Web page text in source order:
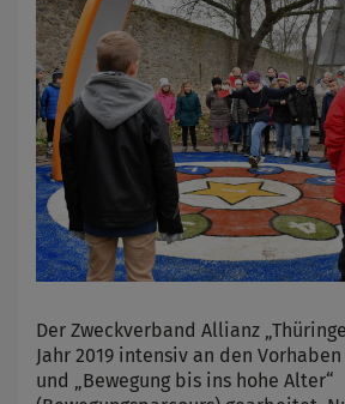
Der Zweckverband Allianz
Jahr 2019 intensiv an den
und „Bewegung bis ins hohe Alter“